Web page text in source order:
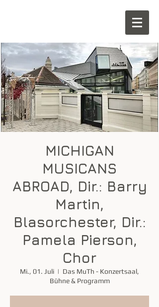
MICHIGAN
MUSICANS
ABROAD, Dir.: Barry
Martin,
Blasorchester, Dir.:
Pamela Pierson,
Chor
Mi., 01. Juli
  |
Das MuTh - Konzertsaal,
Bühne & Programm